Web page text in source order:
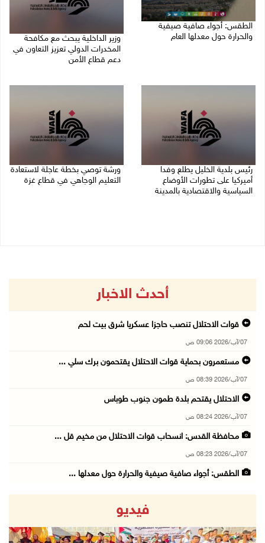
الطقس: أجواء صافية صيفية
والحرارة حول معدلها العام
وزير الداخلية يبحث مع مكافحة
المخدرات الدولي تعزيز التعاون في
دعم قطاع الأمن
رئيس بلدية الخليل يطلع وفدا
أميركيا على تطورات الأوضاع
السياسية والاقتصادية بالمدينة
ورشة توصي بخطة عاجلة لاستعادة
التعليم الوجاهي في قطاع غزة
أحدث الاخبار
قوات الاحتلال تنصب حاجزا عسكريا شرق بيت لحم
07/آب/2026 09:06 ص
مستعمرون بحماية قوات الاحتلال يقتحمون برك سلي ...
07/آب/2026 08:39 ص
الاحتلال يقتحم بلدة طمون جنوب طوباس
07/آب/2026 08:24 ص
محافظة القدس: انسحاب قوات الاحتلال من مخيم قل ...
07/آب/2026 08:23 ص
الطقس: أجواء صافية صيفية والحرارة حول معدلها ...
تواصل انتهاكات الاحتلال والمستعمرين: اعتقالات ...
06/آب/2026 11:53 م
فيديو